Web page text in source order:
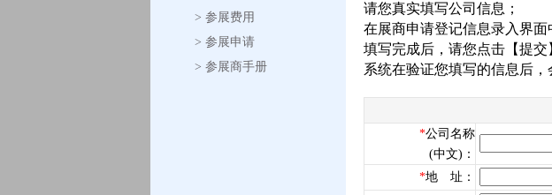
> 参展费用
> 参展申请
> 参展商手册
请您真实填写公司信息；
在展商申请登记信息录入界面
填写完成后，请您点击【提交
系统在验证您填写的信息后
*公司名称
(中文)：
*地 址：